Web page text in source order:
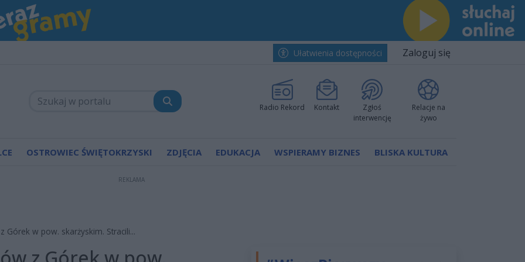
Ułatwienia dostępności Zaloguj się
Radio Rekord Kontakt
Zgłoś
interwencję
Relacje na
żywo
OSTROWIEC ŚWIĘTOKRZYSKI ZDJĘCIA EDUKACJA WSPIERAMY BIZNES BLISKA KULTURA
REKLAMA
Górek w pow. skarżyskim. Stracili...